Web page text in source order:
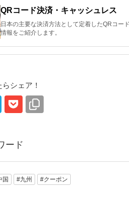
QRコード決済・キャッシュレス
日本の主要な決済方法として定着したQRコー
情報をご紹介します。
シェア！
ード
国 #九州 #クーポン